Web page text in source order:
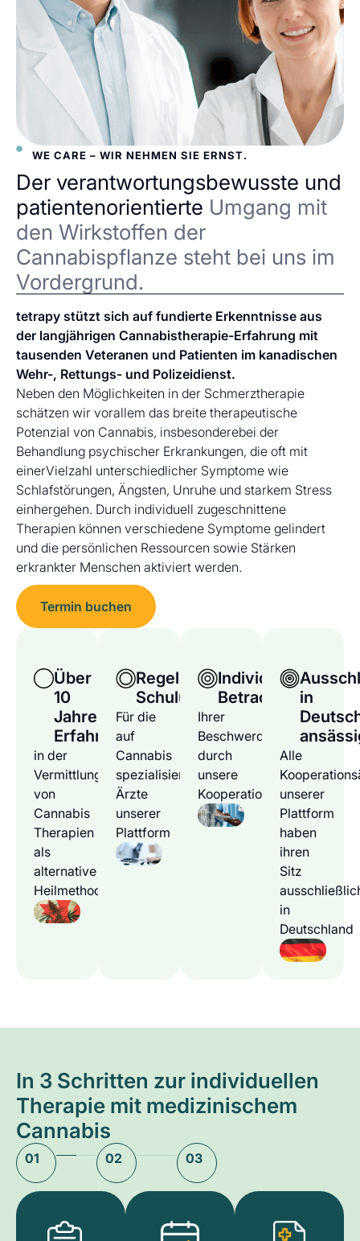
WE CARE – WIR NEHMEN SIE ERNST.
Der verantwortungsbewusste und
patientenorientierte Umgang mit
den Wirkstoffen der
Cannabispflanze steht bei uns im
Vordergrund.
tetrapy stützt sich auf fundierte Erkenntnisse aus
der langjährigen Cannabistherapie-Erfahrung mit
tausenden Veteranen und Patienten im kanadischen
Wehr-, Rettungs- und Polizeidienst.
Neben den Möglichkeiten in der Schmerztherapie
schätzen wir vorallem das breite therapeutische
Potenzial von Cannabis, insbesonderebei der
Behandlung psychischer Erkrankungen, die oft mit
einerVielzahl unterschiedlicher Symptome wie
Schlafstörungen, Ängsten, Unruhe und starkem Stress
einhergehen. Durch individuell zugeschnittene
Therapien können verschiedene Symptome gelindert
und die persönlichen Ressourcen sowie Stärken
erkrankter Menschen aktiviert werden.
Termin buchen
Über
10
Jahre
Erfahrung
in der
Vermittlung
von
Cannabis
Therapien
als
alternative
Heilmethode
Regelmäßige
Schulungen
Für die
auf
Cannabis
spezialisierten
Ärzte
unserer
Plattform
Individuelle
Betrachtung
Ihrer
Beschwerden
durch
unsere
Kooperationsärzte
in
Alle
unserer
Plattform
haben
ihren
Sitz
in
Deutschland
In 3 Schritten zur individuellen
Therapie mit medizinischem
Cannabis
01 02 03